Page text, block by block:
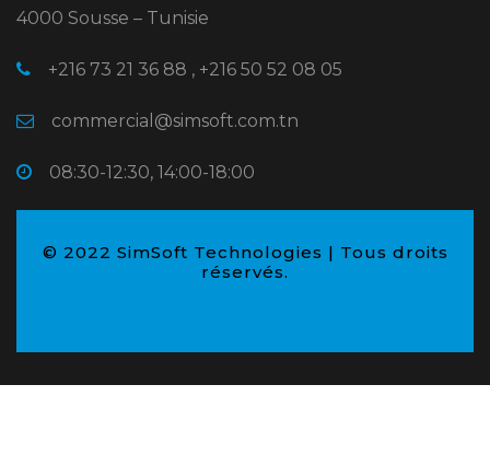
4000 Sousse – Tunisie
+216 73 21 36 88 , +216 50 52 08 05
commercial@simsoft.com.tn
08:30-12:30, 14:00-18:00
© 2022 SimSoft Technologies | Tous droits
réservés.